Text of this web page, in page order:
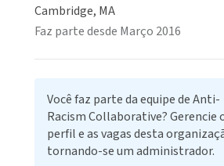
Cambridge, MA
Faz parte desde Março 2016
Você faz parte da equipe de Anti-
Racism Collaborative? Gerencie
perfil e as vagas desta
tornando-se um administrador.